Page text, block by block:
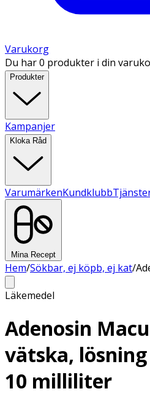
Varukorg
Du har 0 produkter i din
Produkter
Kampanjer
Kloka Råd
VarumärkenKundklubb
Mina Recept
Hem/Sökbar, ej köpb, ej kat/
Läkemedel
Adenosin
vätska,
10 milliliter